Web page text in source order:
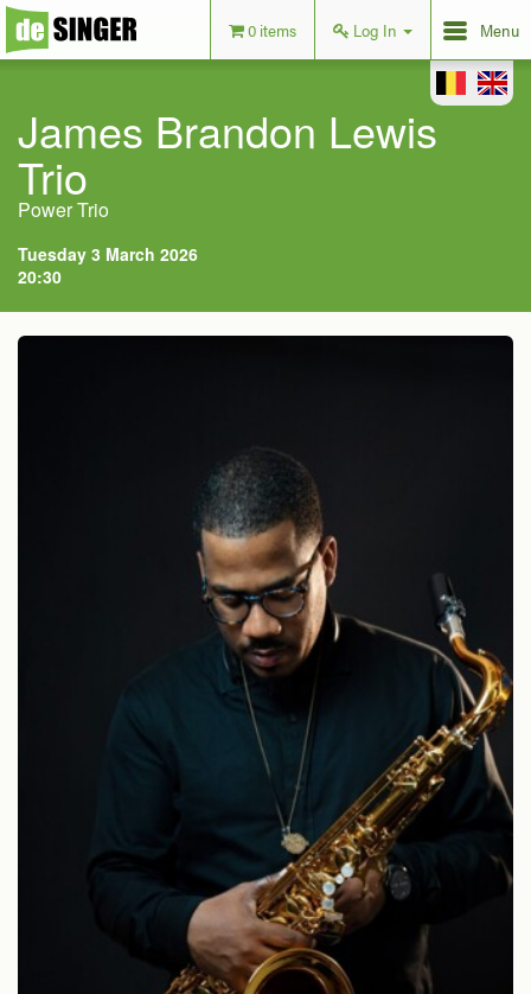
0 items Log In Menu
James Brandon Lewis
Trio
Power Trio
Tuesday 3 March 2026
20:30